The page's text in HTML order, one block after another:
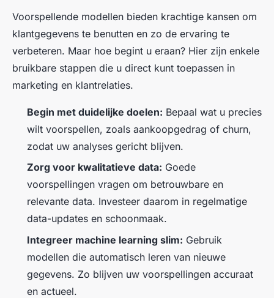
Voorspellende modellen bieden krachtige kansen om
klantgegevens te benutten en zo de ervaring te
verbeteren. Maar hoe begint u eraan? Hier zijn enkele
bruikbare stappen die u direct kunt toepassen in
marketing en klantrelaties.
Begin met duidelijke doelen: Bepaal wat u precies
wilt voorspellen, zoals aankoopgedrag of churn,
zodat uw analyses gericht blijven.
Zorg voor kwalitatieve data: Goede
voorspellingen vragen om betrouwbare en
relevante data. Investeer daarom in regelmatige
data-updates en schoonmaak.
Integreer machine learning slim: Gebruik
modellen die automatisch leren van nieuwe
gegevens. Zo blijven uw voorspellingen accuraat
en actueel.